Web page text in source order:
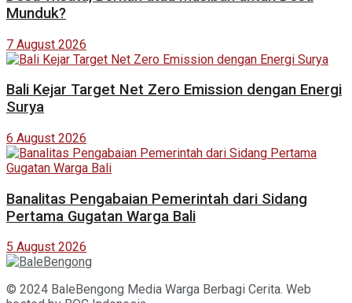
Munduk?
7 August 2026
Bali Kejar Target Net Zero Emission dengan Energi
Surya
6 August 2026
Banalitas Pengabaian Pemerintah dari Sidang
Pertama Gugatan Warga Bali
5 August 2026
© 2024 BaleBengong Media Warga Berbagi Cerita. Web